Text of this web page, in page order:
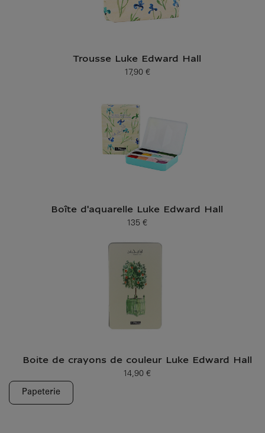
Trousse Luke Edward Hall
Prix ​​actuel
17,90 €
Boîte d'aquarelle Luke Edward Hall
Prix ​​actuel
135 €
Boite de crayons de couleur Luke Edward Hall
Prix ​​actuel
14,90 €
Papeterie